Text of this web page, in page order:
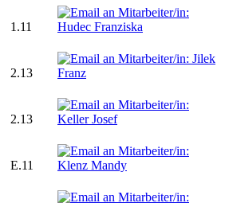
1.11
2.13
2.13
E.11